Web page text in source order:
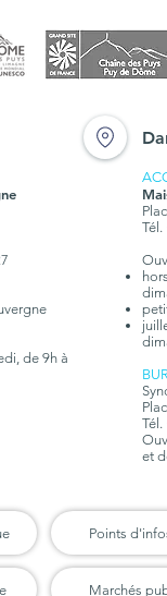
À LA
la Chaîne des
de Limagne
de 9h à
Tél.
Tél.
et
Points
Marchés